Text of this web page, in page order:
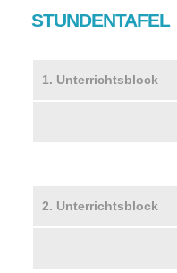
STUNDENTAFEL
1. Unterrichtsblock
2. Unterrichtsblock